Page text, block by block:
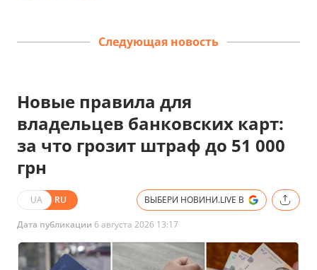
Следующая новость
Новые правила для
владельцев банковских карт:
за что грозит штраф до 51 000
грн
UA RU ВЫБЕРИ НОВИНИ.LIVE В
Дата публикации 6 августа 2026 13:17